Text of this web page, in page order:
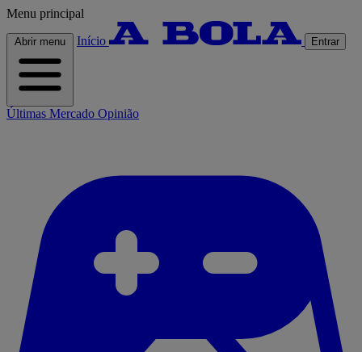
Menu principal
Abrir menu Início Entrar
Últimas Mercado Opinião